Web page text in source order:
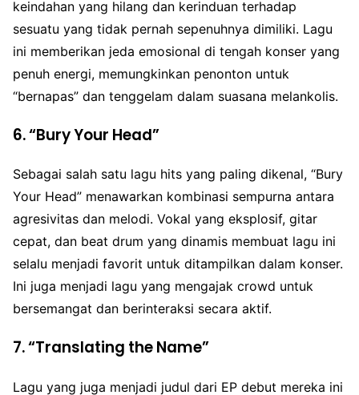
keindahan yang hilang dan kerinduan terhadap
sesuatu yang tidak pernah sepenuhnya dimiliki. Lagu
ini memberikan jeda emosional di tengah konser yang
penuh energi, memungkinkan penonton untuk
“bernapas” dan tenggelam dalam suasana melankolis.
6.“Bury Your Head”
Sebagai salah satu lagu hits yang paling dikenal, “Bury
Your Head” menawarkan kombinasi sempurna antara
agresivitas dan melodi. Vokal yang eksplosif, gitar
cepat, dan beat drum yang dinamis membuat lagu ini
selalu menjadi favorit untuk ditampilkan dalam konser.
Ini juga menjadi lagu yang mengajak crowd untuk
bersemangat dan berinteraksi secara aktif.
7.“Translating the Name”
Lagu yang juga menjadi judul dari EP debut mereka ini